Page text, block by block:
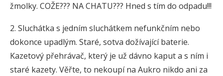
žmolky. COŽE??? NA CHATU??? Hned s tím do odpadu!!!
2. Sluchátka s jedním sluchátkem nefunkčním nebo
dokonce upadlým. Staré, sotva dožívající baterie.
Kazetový přehrávač, který je už dávno kaput a s ním i
staré kazety. Věřte, to nekoupí na Aukro nikdo ani za